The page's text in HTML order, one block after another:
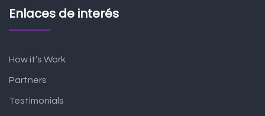
Enlaces de interés
How it’s Work
Partners
Testimonials